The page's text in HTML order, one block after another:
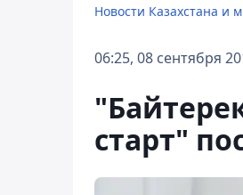
Новости Казахстана и
06:25, 08 сентября
старт"